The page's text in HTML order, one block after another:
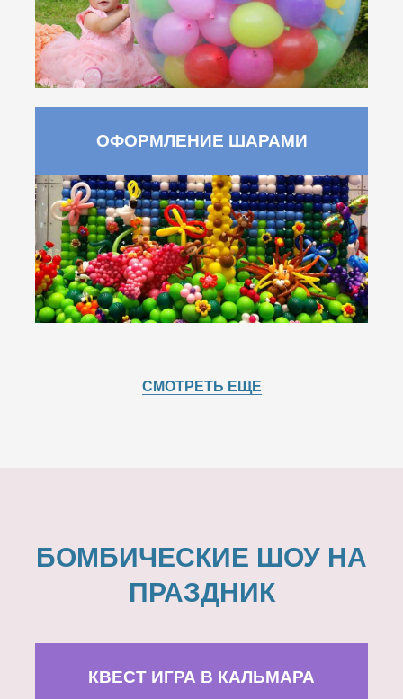
ОФОРМЛЕНИЕ ШАРАМИ
СМОТРЕТЬ ЕЩЕ
БОМБИЧЕСКИЕ ШОУ НА
ПРАЗДНИК
КВЕСТ ИГРА В КАЛЬМАРА